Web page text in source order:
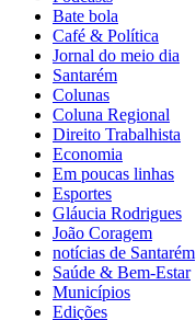
Bate bola
Café & Política
Jornal do meio dia
Santarém
Colunas
Coluna Regional
Direito Trabalhista
Economia
Em poucas linhas
Esportes
Gláucia Rodrigues
João Coragem
notícias de Santarém
Saúde & Bem-Estar
Municípios
Edições